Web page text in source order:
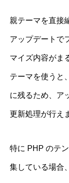
親テーマを直接
アップデートで
マイズ内容がま
テーマを使うと
に残るため、ア
更新処理が行え
特に PHP のテ
集している場合